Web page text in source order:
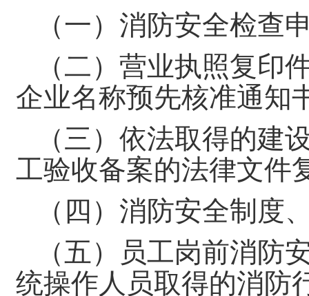
（一）消防安全检查
（二）营业执照复印
企业名称预先核准通知
（三）依法取得的建
工验收备案的法律文件
（四）消防安全制度
（五）员工岗前消防
统操作人员取得的消防